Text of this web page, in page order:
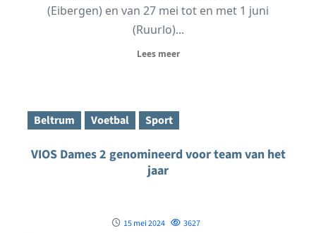
(Eibergen) en van 27 mei tot en met 1 juni
(Ruurlo)...
Lees meer
Beltrum Voetbal Sport
VIOS Dames 2 genomineerd voor team van het
jaar
15 mei 2024 3627